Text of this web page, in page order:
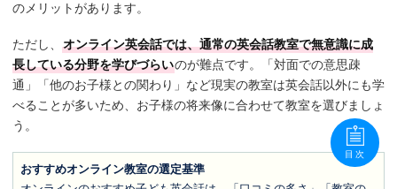
のメリットがあります。
ただし、 オンライン英会話では、通常の英会話教室で無意識に成
長している分野を学びづらいのが難点です。「対面での意思疎
通」「他のお子様との関わり」など現実の教室は英会話以外にも学
べることが多いため、お子様の将来像に合わせて教室を選びましょ
う。
おすすめオンライン教室の選定基準
目次